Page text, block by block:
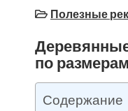
Полезные
по размерам
Содержание